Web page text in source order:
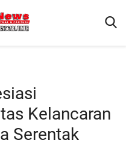
Kelancaran
Serentak